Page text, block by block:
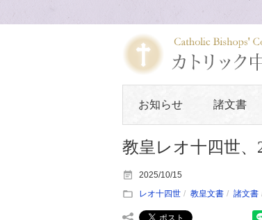
お知らせ 諸文書
教皇レオ十四世、
2025/10/15
レオ十四世
教皇文書 諸文書